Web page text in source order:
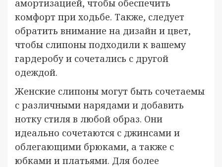
амортизацией, чтобы обеспечить
комфорт при ходьбе. Также, следует
обратить внимание на дизайн и цвет,
чтобы слипоны подходили к вашему
гардеробу и сочетались с другой
одеждой.
Женские слипоны могут быть сочетаемы
с различными нарядами и добавить
нотку стиля в любой образ. Они
идеально сочетаются с джинсами и
облегающими брюками, а также с
юбками и платьями. Для более